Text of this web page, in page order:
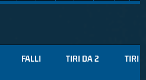
FALLI TIRI DA 2 TIRI